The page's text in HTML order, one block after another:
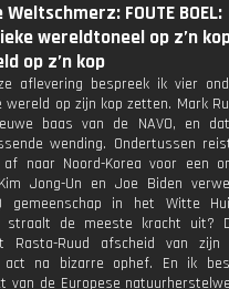
Weltschmerz: FOUTE BOEL:
wereldtoneel op z’n
op z’n kop
aflevering bespreek ik vier
wereld op zijn kop zetten. Mark
baas van de NAVO, en
wending. Ondertussen
af naar Noord-Korea voor een
Jong-Un en Joe Biden
gemeenschap in het Witte
straalt de meeste kracht uit?
Rasta-Ruud afscheid van zijn
act na bizarre ophef. En ik
van de Europese